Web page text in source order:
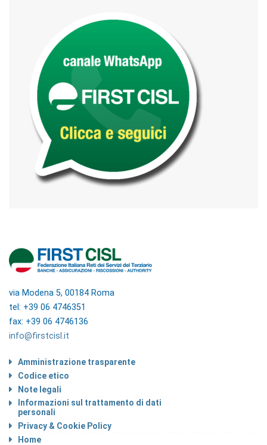
via Modena 5, 00184 Roma
tel: +39 06 4746351
fax: +39 06 4746136
info@firstcisl.it
Amministrazione trasparente
Codice etico
Note legali
Informazioni sul trattamento di dati
personali
Privacy & Cookie Policy
Home